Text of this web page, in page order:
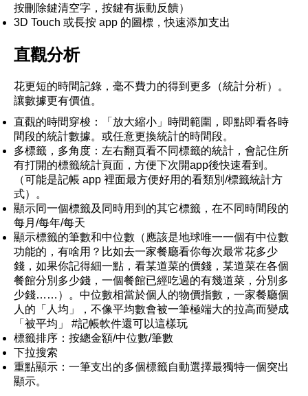
按刪除鍵清空字，按鍵有振動反饋）
3D Touch 或長按 app 的圖標，快速添加支出
直觀分析
花更短的時間記錄，毫不費力的得到更多（統計分析）。
讓數據更有價值。
直觀的時間穿梭：「放大縮小」時間範圍，即點即看各時
間段的統計數據。或任意更換統計的時間段。
多標籤，多角度：左右翻頁看不同標籤的統計，會記住所
有打開的標籤統計頁面，方便下次開app後快速看到。
（可能是記帳 app 裡面最方便好用的看類別/標籤統計方
式）。
顯示同一個標籤及同時用到的其它標籤，在不同時間段的
每月/每年/每天
顯示標籤的筆數和中位數（應該是地球唯一一個有中位數
功能的，有啥用？比如去一家餐廳看你每次最常花多少
錢，如果你記得細一點，看某道菜的價錢，某道菜在各個
餐館分別多少錢，一個餐館已經吃過的有幾道菜，分別多
少錢……）。中位數相當於個人的物價指數，一家餐廳個
人的「人均」，不像平均數會被一筆極端大的拉高而變成
「被平均」 #記帳軟件還可以這樣玩
標籤排序：按總金額/中位數/筆數
下拉搜索
重點顯示：一筆支出的多個標籤自動選擇最獨特一個突出
顯示。